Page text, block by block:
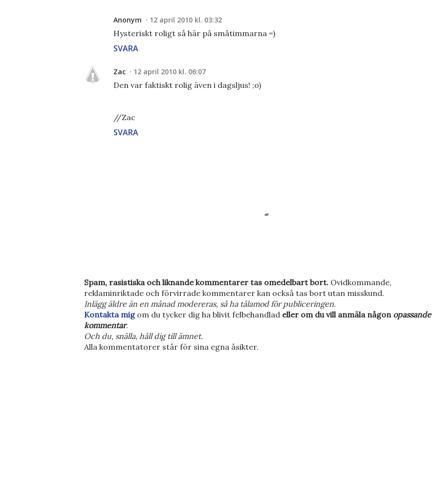
Anonym 12 april 2010 kl. 03:32
Hysteriskt roligt så här på småtimmarna =)
SVARA
Zac 12 april 2010 kl. 06:07
Den var faktiskt rolig även i dagsljus! ;o)
//Zac
SVARA
S
k
i
c
k
a
e
Spam, rasistiska och liknande kommentarer tas omedelbart bort. Ovidkommande,
reklaminriktade och förvirrade kommentarer kan också tas bort utan misskund.
Inlägg äldre än en månad modereras, så ha tålamod för publiceringen.
Kontakta migom du tycker dig ha blivit felbehandlad eller om du vill anmäla någon opassande
kommentar.
Och du, snälla, håll dig till ämnet.
Alla kommentatorer står för sina egna åsikter.